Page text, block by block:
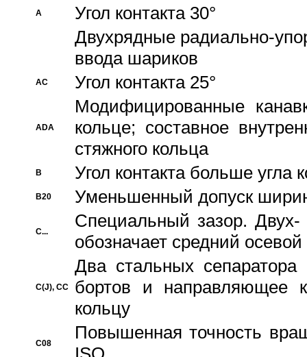
A
Угол контакта 30°
Двухрядные радиально-
ввода шариков
AC Угол контакта 25°
ADA
Модифицированные
кольце; составное
стяжного кольца
B Угол контакта больше угла
B20 Уменьшенный допуск
C...
Специальный зазор.
обозначает средний
C(J), CC
Два стальных сепаратора
бортов и направляющее
кольцу
C08
Повышенная точность